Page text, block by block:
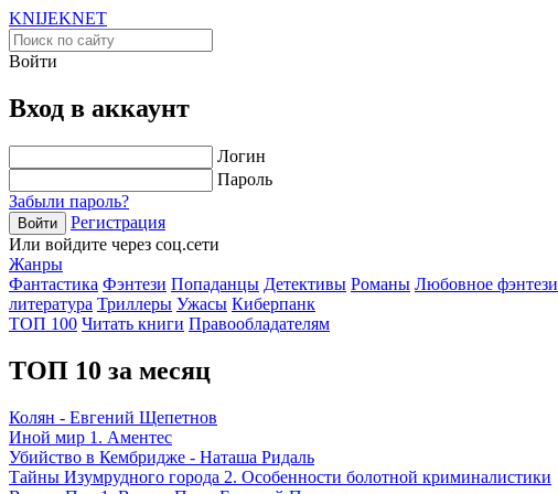
KNIJEKNET
Войти
Вход в аккаунт
Логин
Пароль
Забыли пароль?
Войти
Регистрация
Или войдите через соц.сети
Жанры
Фантастика Фэнтези Попаданцы Детективы Романы Любовное фэнтези
литература Триллеры Ужасы Киберпанк
ТОП 100 Читать книги Правообладателям
ТОП 10 за месяц
Колян - Евгений Щепетнов
Иной мир 1. Аментес
Убийство в Кембридже - Наташа Ридаль
Тайны Изумрудного города 2. Особенности болотной криминалистики